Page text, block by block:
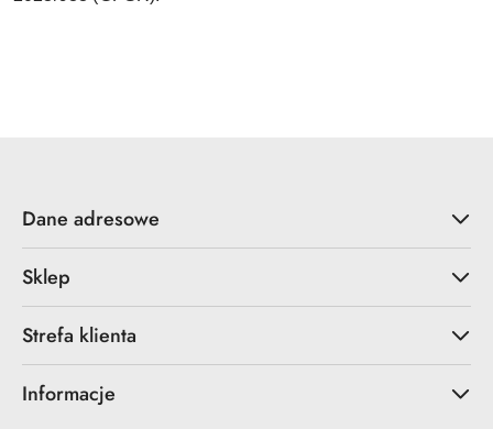
Dane adresowe
Sklep
Strefa klienta
Informacje